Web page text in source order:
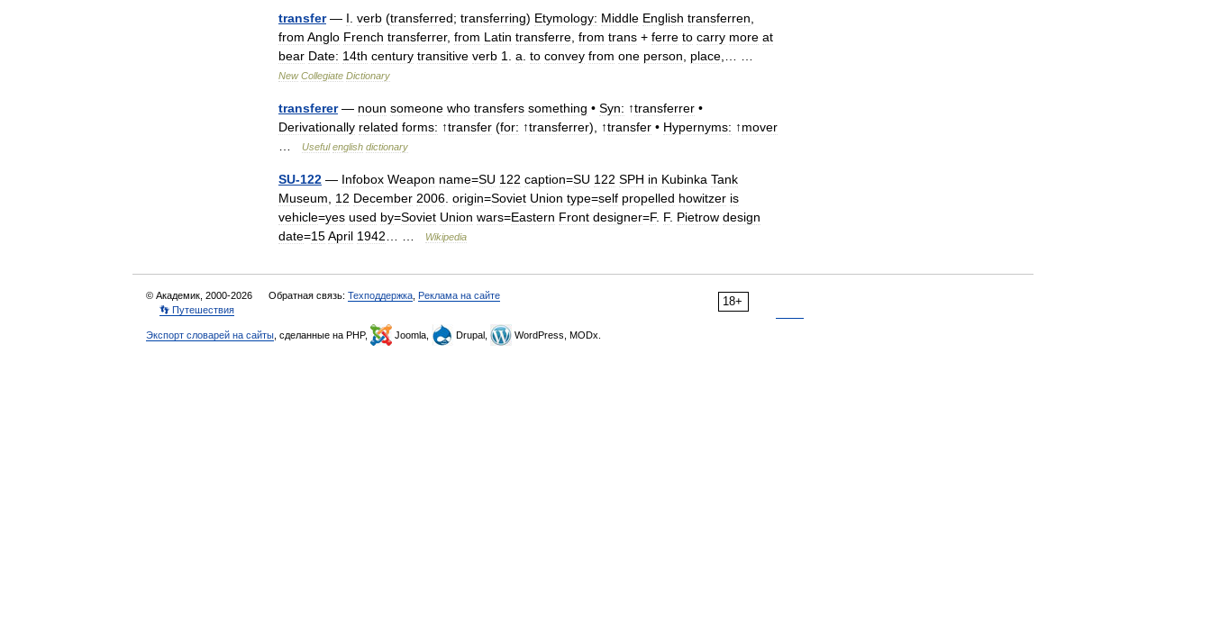
transfer— I verb (transferred; transferring) Etymology: Middle English transferren
from Anglo French transferrer, from Latin transferre from trans + ferre to carry more at
bear Date: 14th century transitive verb 1 a to convey from one person place
New Collegiate Dictionary
transferer— noun someone who transfers something • Syn: ↑transferrer •
Derivationally related forms: ↑transfer (for: ↑transferrer), ↑transfer • Hypernyms: ↑mover
Useful english dictionary
SU-122 — Infobox Weapon name=SU 122 caption=SU 122 SPH in Kubinka Tank
Museum
12 December 2006 origin=Soviet Union type=self propelled howitzer is
vehicle=yes used by=Soviet Union wars=Eastern Front designer=F. F. Pietrow design
date=15April 1942 Wikipedia
18+
© Академик, 2000-2026 Обратная связь: Техподдержка Реклама на сайте
👣 Путешествия
Экспорт словарей на сайты , сделанные на PHP, Joomla, Drupal, WordPress, MODx.